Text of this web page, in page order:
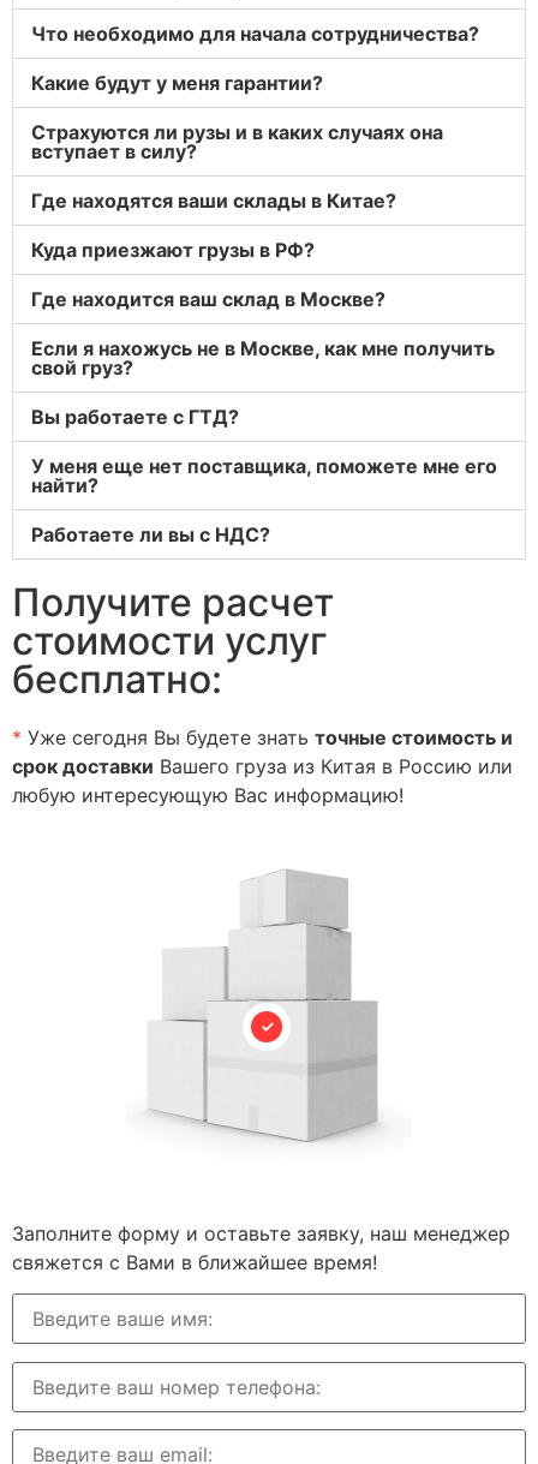
Что необходимо для начала сотрудничества?
Какие будут у меня гарантии?
Страхуются ли рузы и в каких случаях она
вступает в силу?
Где находятся ваши склады в Китае?
Куда приезжают грузы в РФ?
Где находится ваш склад в Москве?
Если я нахожусь не в Москве, как мне получить
свой груз?
Вы работаете с ГТД?
У меня еще нет поставщика, поможете мне его
найти?
Работаете ли вы с НДС?
Получите расчет
стоимости услуг
бесплатно:
* Уже сегодня Вы будете знать точные стоимость и
срок доставки Вашего груза из Китая в Россию или
любую интересующую Вас информацию!
Заполните форму и оставьте заявку, наш менеджер
свяжется с Вами в ближайшее время!